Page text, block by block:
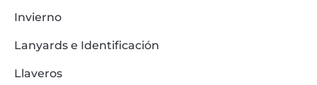
Invierno
Lanyards e Identificación
Llaveros